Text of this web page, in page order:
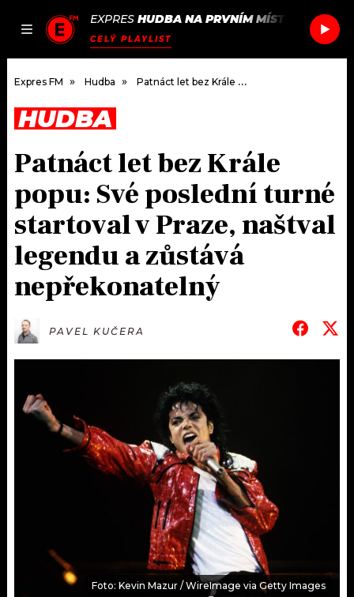
JAK
SEZNAM.CZ
EXPRES HUDBA NA PRVNÍM MÍSTĚ MK &
CELÝ PLAYLIST
DOMŮ
ČLÁNKY
AKTUÁLNĚ
HUDBA
ROZHOVORY
#NEBUDUDOMA
KALENDÁŘ
KVÍZY
OSTATNÍ
PODCASTY
JAK NALADIT
RÁDIO
APLIKACE
PLAYLIST
JAK NALADIT
SOUTĚŽE
Expres FM Hudba Patnáct let bez Krále popu: Své poslední turné startoval v Praze, naštval legendu a zůstává nepřekonatelný
HUDBA
Patnáct let bez Krále
popu: Své poslední turné
startoval v Praze, naštval
legendu a zůstává
nepřekonatelný
PAVEL KUČERA
Foto: Kevin Mazur / WireImage via Getty Images